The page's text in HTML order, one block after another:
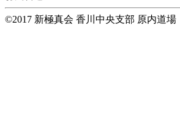
©2017 新極真会 香川中央支部 原内道場